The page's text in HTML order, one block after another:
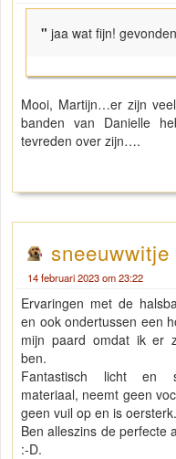
" jaa wat fijn! gevonden
Mooi, Martijn…er zijn
banden van Danielle
tevreden over zijn….
14 februari 2023 om 23:22
Ervaringen met de
en ook ondertussen een
mijn paard omdat ik er
ben.
Fantastisch licht en
materiaal, neemt geen
geen vuil op en is oersterk.
Ben alleszins de perfecte
:-D.